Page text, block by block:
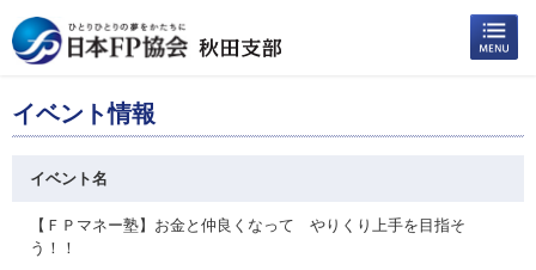
イベント情報
イベント名
【ＦＰマネー塾】お金と仲良くなって やりくり上手を目指そ
う！！